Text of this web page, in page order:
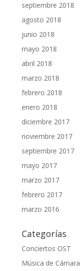
septiembre 2018
agosto 2018
junio 2018
mayo 2018
abril 2018
marzo 2018
febrero 2018
enero 2018
diciembre 2017
noviembre 2017
septiembre 2017
mayo 2017
marzo 2017
febrero 2017
marzo 2016
Categorías
Conciertos OST
Música de Cámara